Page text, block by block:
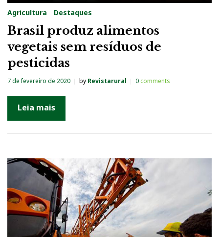
Agricultura Destaques
Brasil produz alimentos
vegetais sem resíduos de
pesticidas
7 de fevereiro de 2020 by Revistarural 0comments
Leia mais